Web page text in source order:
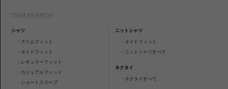
ITEM SEARCH
シャツ
・ スリムフィット
・ タイトフィット
・ レギュラーフィット
・ カジュアルフィット
・ ショートスリーブ
ニットシャツ
・ タイトフィット
・ ニットシャツすべて
ネクタイ
・ ネクタイすべて